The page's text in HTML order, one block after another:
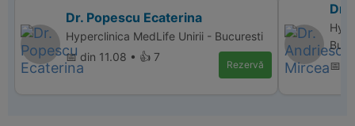
Dr. Popescu Ecaterina
Hyperclinica MedLife Unirii - Bucuresti
📅 din 11.08 • 👍 7
Rezervă
Dr.
📅